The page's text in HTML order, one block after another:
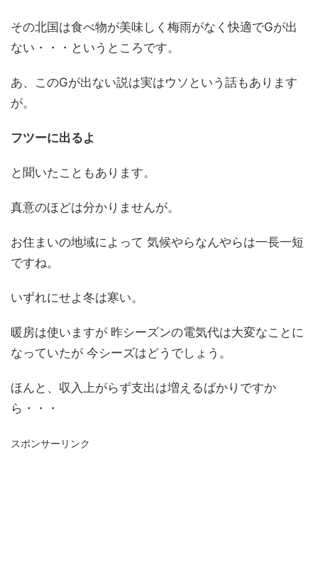
その北国は食べ物が美味しく梅雨がなく快適でGが出
ない・・・というところです。
あ、このGが出ない説は実はウソという話もあります
が。
フツーに出るよ
と聞いたこともあります。
真意のほどは分かりませんが。
お住まいの地域によって 気候やらなんやらは一長一短
ですね。
いずれにせよ冬は寒い。
暖房は使いますが 昨シーズンの電気代は大変なことに
なっていたが 今シーズはどうでしょう。
ほんと、収入上がらず支出は増えるばかりですか
ら・・・
スポンサーリンク